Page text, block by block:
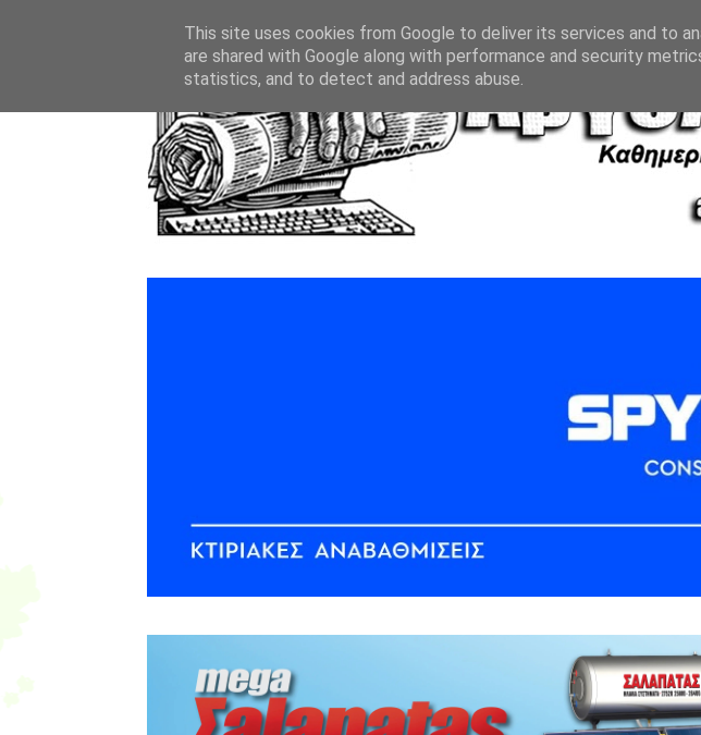
This site uses cookies from Google to deliver its services and to
are shared with Google along with performance and security
statistics, and to detect and address abuse.